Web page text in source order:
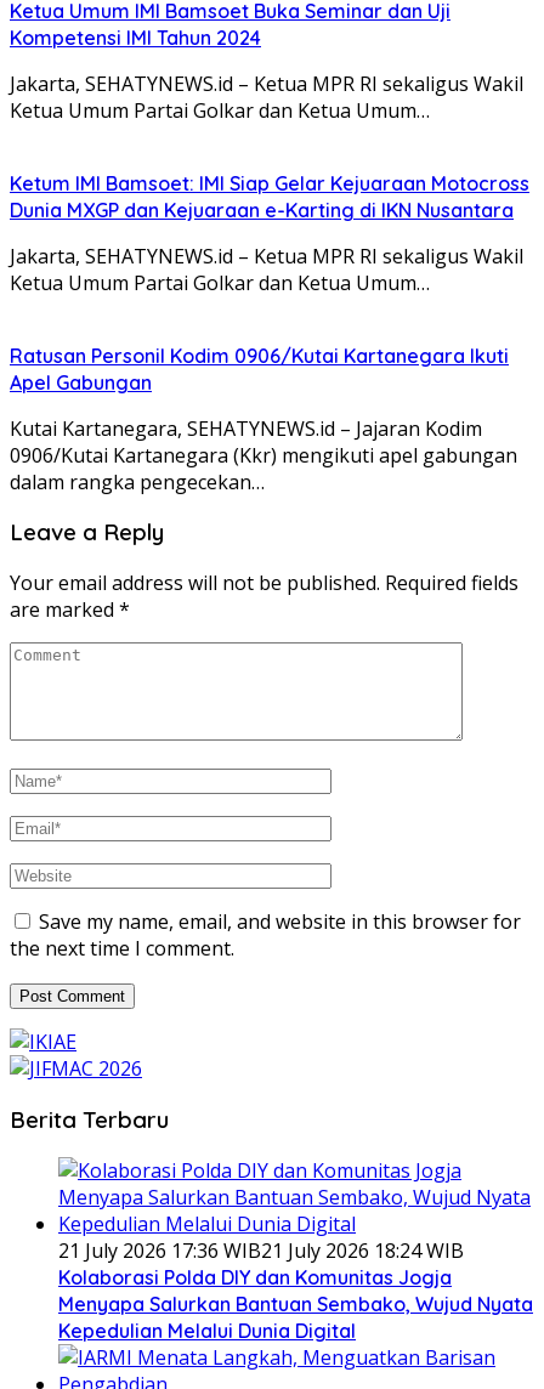
Ketua Umum IMI Bamsoet Buka Seminar dan Uji
Kompetensi IMI Tahun 2024
Jakarta, SEHATYNEWS.id – Ketua MPR RI sekaligus Wakil
Ketua Umum Partai Golkar dan Ketua Umum…
Ketum IMI Bamsoet: IMI Siap Gelar Kejuaraan Motocross
Dunia MXGP dan Kejuaraan e-Karting di IKN Nusantara
Jakarta, SEHATYNEWS.id – Ketua MPR RI sekaligus Wakil
Ketua Umum Partai Golkar dan Ketua Umum…
Ratusan Personil Kodim 0906/Kutai Kartanegara Ikuti
Apel Gabungan
Kutai Kartanegara, SEHATYNEWS.id – Jajaran Kodim
0906/Kutai Kartanegara (Kkr) mengikuti apel gabungan
dalam rangka pengecekan…
Leave a Reply
Your email address will not be published. Required fields
are marked *
Save my name, email, and website in this browser for
the next time I comment.
Berita Terbaru
21 July 2026 17:36 WIB21 July 2026 18:24 WIB
Kolaborasi Polda DIY dan Komunitas Jogja
Menyapa Salurkan Bantuan Sembako, Wujud Nyata
Kepedulian Melalui Dunia Digital